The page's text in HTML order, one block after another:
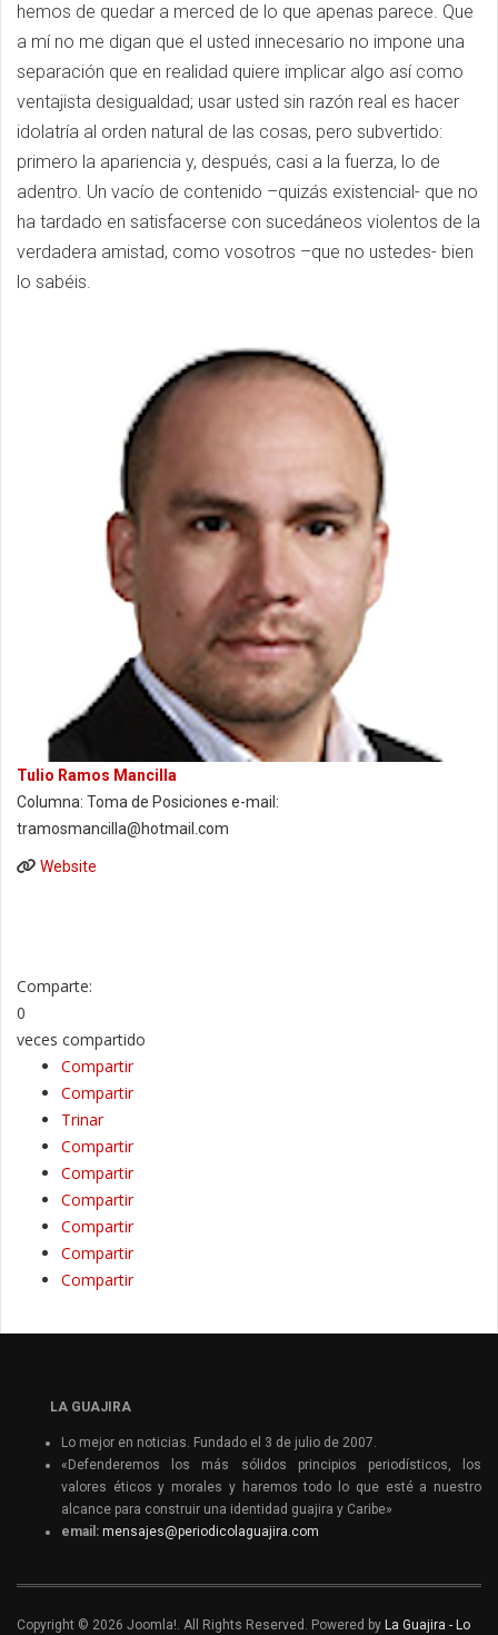
hemos de quedar a merced de lo que apenas parece. Que
a mí no me digan que el usted innecesario no impone una
separación que en realidad quiere implicar algo así como
ventajista desigualdad; usar usted sin razón real es hacer
idolatría al orden natural de las cosas, pero subvertido:
primero la apariencia y, después, casi a la fuerza, lo de
adentro. Un vacío de contenido –quizás existencial- que no
ha tardado en satisfacerse con sucedáneos violentos de la
verdadera amistad, como vosotros –que no ustedes- bien
lo sabéis.
Tulio Ramos Mancilla
Columna: Toma de Posiciones e-mail:
tramosmancilla@hotmail.com
Website
Comparte:
0
veces compartido
Compartir
Compartir
Trinar
Compartir
Compartir
Compartir
Compartir
Compartir
Compartir
LA GUAJIRA
Lo mejor en noticias. Fundado el 3 de julio de 2007.
«Defenderemos los más sólidos principios periodísticos, los
valores éticos y morales y haremos todo lo que esté a nuestro
alcance para construir una identidad guajira y Caribe»
email: mensajes@periodicolaguajira.com
Copyright © 2026 Joomla!. All Rights Reserved. Powered by La Guajira - Lo